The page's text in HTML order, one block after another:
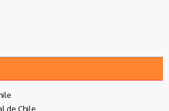
de Chile